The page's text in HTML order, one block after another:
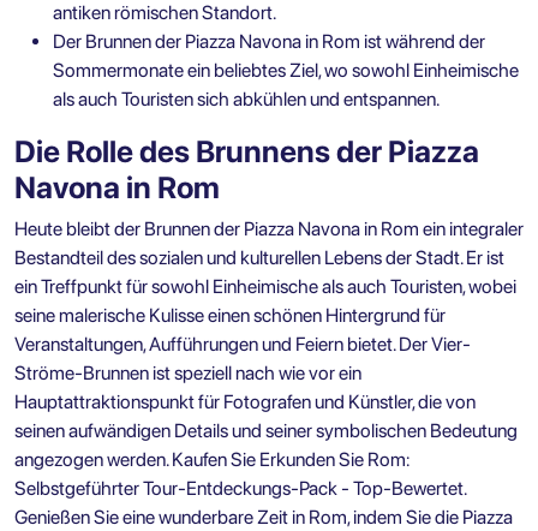
antiken römischen Standort.
Der Brunnen der Piazza Navona in Rom ist während der
Sommermonate ein beliebtes Ziel, wo sowohl Einheimische
als auch Touristen sich abkühlen und entspannen.
Die Rolle des Brunnens der Piazza
Navona in Rom
Heute bleibt der Brunnen der Piazza Navona in Rom ein integraler
Bestandteil des sozialen und kulturellen Lebens der Stadt. Er ist
ein Treffpunkt für sowohl Einheimische als auch Touristen, wobei
seine malerische Kulisse einen schönen Hintergrund für
Veranstaltungen, Aufführungen und Feiern bietet. Der Vier-
Ströme-Brunnen ist speziell nach wie vor ein
Hauptattraktionspunkt für Fotografen und Künstler, die von
seinen aufwändigen Details und seiner symbolischen Bedeutung
angezogen werden. Kaufen Sie Erkunden Sie Rom:
Selbstgeführter Tour-Entdeckungs-Pack - Top-Bewertet.
Genießen Sie eine wunderbare Zeit in Rom, indem Sie die Piazza